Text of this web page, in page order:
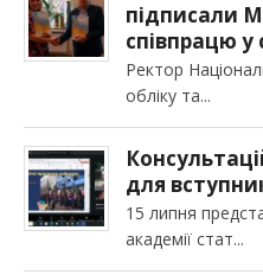
підписали
співпрацю у
Ректор
обліку та
для
15 липня
академії стат